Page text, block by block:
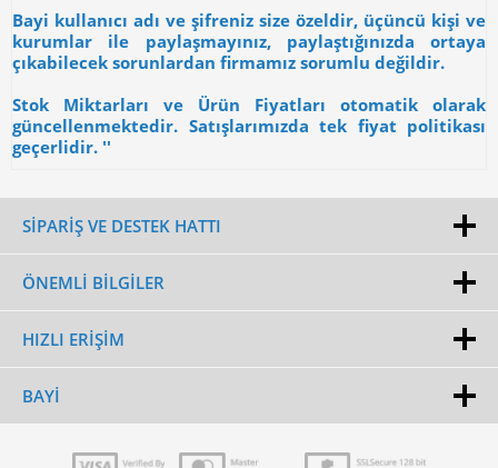
Bayi kullanıcı adı ve şifreniz size özeldir, üçüncü kişi ve
kurumlar ile paylaşmayınız, paylaştığınızda ortaya
çıkabilecek sorunlardan firmamız sorumlu değildir.
Stok Miktarları ve Ürün Fiyatları otomatik olarak
güncellenmektedir. Satışlarımızda tek fiyat politikası
geçerlidir. ''
SİPARİŞ VE DESTEK HATTI
ÖNEMLI BILGILER
HIZLI ERIŞIM
BAYI